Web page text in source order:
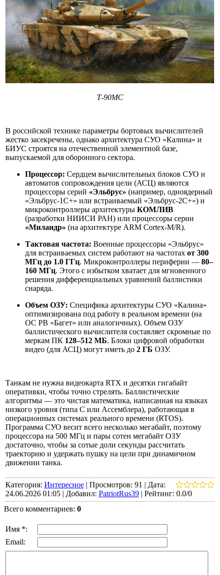
Т-90МС
В российской технике параметры бортовых вычислителей
жестко засекречены, однако архитектура СУО «Калина» и
БИУС строятся на отечественной элементной базе,
выпускаемой для оборонного сектора.
Процессор: Сердцем вычислительных блоков СУО и
автоматов сопровождения цели (АСЦ) являются
процессоры серий «Эльбрус» (например, одноядерный
«Эльбрус-1С+» или встраиваемый «Эльбрус-2С+») и
микроконтроллеры архитектуры КОМЛИВ
(разработки НИИСИ РАН) или процессоры серии
«Миландр» (на архитектуре ARM Cortex-M/R).
Тактовая частота: Военные процессоры «Эльбрус»
для встраиваемых систем работают на частотах от 300
МГц до 1.0 ГГц. Микроконтроллеры периферии — 80–
160 МГц. Этого с избытком хватает для мгновенного
решения дифференциальных уравнений баллистики
снаряда.
Объем ОЗУ: Специфика архитектуры СУО «Калина»
оптимизирована под работу в реальном времени (на
ОС РВ «Багет» или аналогичных). Объем ОЗУ
баллистического вычислителя составляет скромные по
меркам ПК 128–512 МБ. Блоки цифровой обработки
видео (для АСЦ) могут иметь до 2 ГБ ОЗУ.
Танкам не нужна видеокарта RTX и десятки гигабайт
оперативки, чтобы точно стрелять. Баллистические
алгоритмы — это чистая математика, написанная на языках
низкого уровня (типа С или Ассемблера), работающая в
операционных системах реального времени (RTOS).
Программа СУО весит всего несколько мегабайт, поэтому
процессора на 500 МГц и пары сотен мегабайт ОЗУ
достаточно, чтобы за сотые доли секунды рассчитать
траекторию и удержать пушку на цели при динамичном
движении танка.
Категория: Интересное | Просмотров: 91 | Дата:
24.06.2026 01:05 | Добавил: PatriotRus39 | Рейтинг: 0.0/0
Всего комментариев: 0
Имя *:
Email: